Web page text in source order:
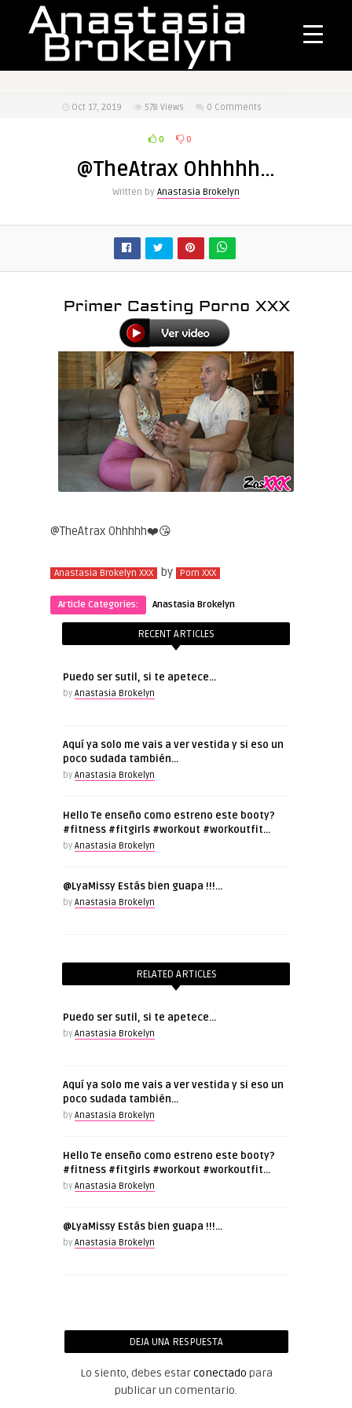
Oct 17, 2019 578 Views 0 Comments
0 0
@TheAtrax Ohhhhh…
Written by Anastasia Brokelyn
@TheAtrax Ohhhhh❤️😘
Anastasia Brokelyn XXX by Porn XXX
Article Categories: Anastasia Brokelyn
RECENT ARTICLES
Puedo ser sutil, si te apetece…
by Anastasia Brokelyn
Aquí ya solo me vais a ver vestida y si eso un
poco sudada también…
by Anastasia Brokelyn
Hello Te enseño como estreno este booty?
#fitness #fitgirls #workout #workoutfit…
by Anastasia Brokelyn
@LyaMissy Estás bien guapa !!!…
by Anastasia Brokelyn
RELATED ARTICLES
Puedo ser sutil, si te apetece…
by Anastasia Brokelyn
Aquí ya solo me vais a ver vestida y si eso un
poco sudada también…
by Anastasia Brokelyn
Hello Te enseño como estreno este booty?
#fitness #fitgirls #workout #workoutfit…
by Anastasia Brokelyn
@LyaMissy Estás bien guapa !!!…
by Anastasia Brokelyn
DEJA UNA RESPUESTA
Lo siento, debes estarconectado para
publicar un comentario.